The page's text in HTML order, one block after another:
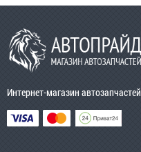
Интернет-магазин автозапчастей